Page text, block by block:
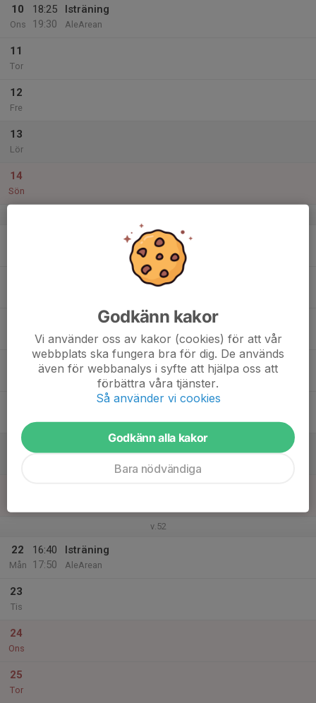
10
Ons
18:25
19:30
Isträning
AleArean
11
Tor
12
Fre
13
Lör
14
Sön
19:30
Isträning
AleArean
20
v.52
22
Mån
16:40
17:50
Isträning
AleArean
23
Tis
24
Ons
25
Tor
Godkänn kakor
Vi använder oss av kakor (cookies) för att vår
webbplats ska fungera bra för dig. De används
även för webbanalys i syfte att hjälpa oss att
förbättra våra tjänster.
Så använder vi cookies
Godkänn alla kakor
Bara nödvändiga